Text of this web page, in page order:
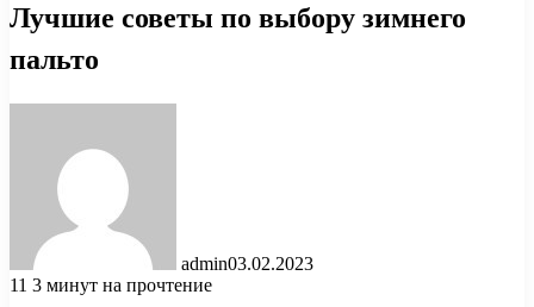
Лучшие советы по выбору зимнего
пальто
admin03.02.2023
11 3 минут на прочтение